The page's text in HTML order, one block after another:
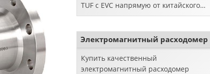
TUF с EVC напрямую от китайского
производителя.
Электромагнитный расходомер
Купить качественный
электромагнитный расходомер